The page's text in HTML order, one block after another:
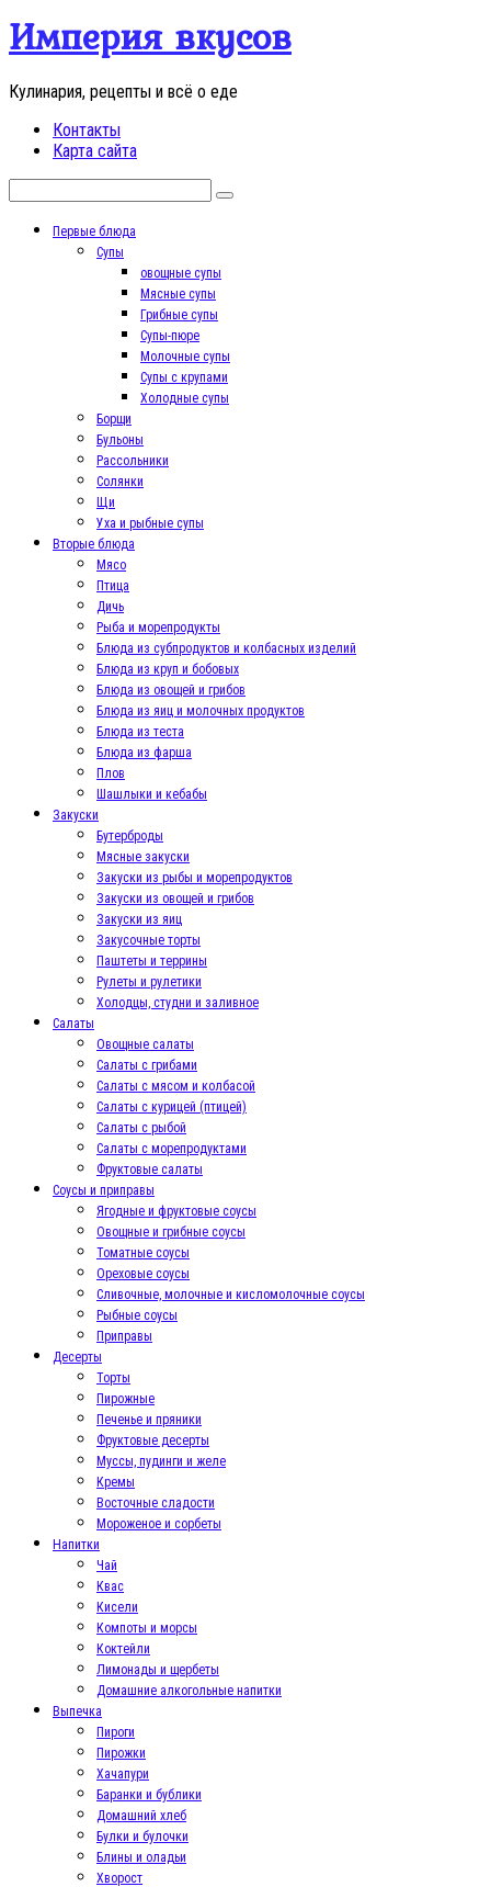
Перейти
контенту
Империя вкусов
Кулинария, рецепты и всё о еде
Контакты
Карта сайта
Первые блюда
Супы
овощные супы
Мясные супы
Грибные супы
Супы-пюре
Молочные супы
Супы с крупами
Холодные супы
Борщи
Бульоны
Рассольники
Солянки
Щи
Уха и рыбные супы
Вторые блюда
Мясо
Птица
Дичь
Рыба и морепродукты
Блюда из субпродуктов и колбасных изделий
Блюда из круп и бобовых
Блюда из овощей и грибов
Блюда из яиц и молочных продуктов
Блюда из теста
Блюда из фарша
Плов
Шашлыки и кебабы
Закуски
Бутерброды
Мясные закуски
Закуски из рыбы и морепродуктов
Закуски из овощей и грибов
Закуски из яиц
Закусочные торты
Паштеты и террины
Рулеты и рулетики
Холодцы, студни и заливное
Салаты
Овощные салаты
Салаты с грибами
Салаты с мясом и колбасой
Салаты с курицей (птицей)
Салаты с рыбой
Салаты с морепродуктами
Фруктовые салаты
Соусы и приправы
Ягодные и фруктовые соусы
Овощные и грибные соусы
Томатные соусы
Ореховые соусы
Сливочные, молочные и кисломолочные соусы
Рыбные соусы
Приправы
Десерты
Торты
Пирожные
Печенье и пряники
Фруктовые десерты
Муссы, пудинги и желе
Кремы
Восточные сладости
Мороженое и сорбеты
Напитки
Чай
Квас
Кисели
Компоты и морсы
Коктейли
Лимонады и щербеты
Домашние алкогольные напитки
Выпечка
Пироги
Пирожки
Хачапури
Баранки и бублики
Домашний хлеб
Булки и булочки
Блины и оладьи
Хворост